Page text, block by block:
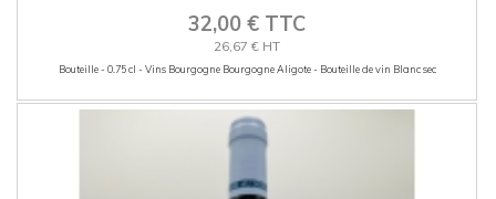
32,00 € TTC
26,67 € HT
Bouteille - 0.75 cl - Vins Bourgogne Bourgogne Aligote - Bouteille de vin Blanc sec